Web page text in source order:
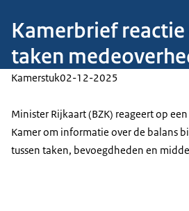
Kamerbrief
taken
Kamerstuk02-12-2025
Minister Rijkaart (BZK) reageert op
Kamer om informatie over de balans
tussen taken, bevoegdheden en